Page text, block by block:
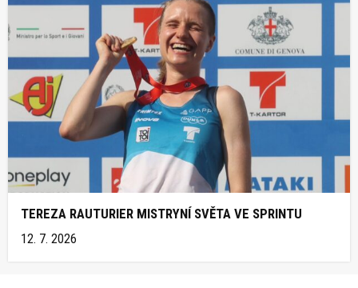
TEREZA RAUTURIER MISTRYNÍ SVĚTA VE SPRINTU
12. 7. 2026